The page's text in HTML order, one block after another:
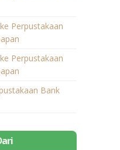
Perpustakaan
Perpustakaan
Bank